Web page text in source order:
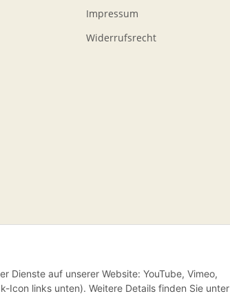
Dienste auf unserer Website: YouTube, Vimeo,
Icon links unten). Weitere Details finden Sie unter
Impressum
Widerrufsrecht